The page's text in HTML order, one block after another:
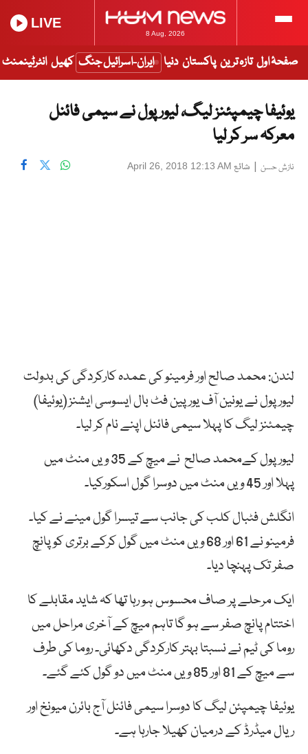
8 Aug, 2026
LIVE
صفحۂ اول تازہ ترین پاکستان دنیا ایران-اسرائیل جنگ کھیل انٹرٹینمنٹ
یوئیفا چیمپئنز لیگ، لیور پول نے سیمی فائنل
معرکہ سر کر لیا
نازش حسن | شائع April 26, 2018 12:13 AM
لندن: محمد صالح اور فرمینو کی عمدہ کارکردگی کی بدولت
لیورپول نے یونین آف یورپین فٹ بال ایسوسی ایشنز (یوئیفا)
چیمئنز لیگ کا پہلا سیمی فائنل اپنے نام کر لیا۔
لیور پول کےمحمد صالح نے میچ کے 35 ویں منٹ میں
پہلا اور 45 ویں منٹ میں دوسرا گول اسکورکیا۔
انگلش فٹبال کلب کی جانب سے تیسرا گول مینے نے کیا۔
فرمینو نے 61 اور 68 ویں منٹ میں گول کرکے برتری کو پانچ
صفر تک پہنچا دیا۔
ایک مرحلے پر صاف محسوس ہو رہا تھا کہ شاید مقابلے کا
اختتام پانچ صفر سے ہو گا تاہم میچ کے آخری مراحل میں
روما کی ٹیم نے نسبتا بہتر کارکردگی دکھائی۔ روما کی طرف
سے میچ کے 81 اور 85 ویں منٹ میں دو گول کئے گئے۔
یوئیفا چیمپئن لیگ کا دوسرا سیمی فائنل آج بائرن میونخ اور
ریال میڈرڈ کے درمیان کھیلا جارہا ہے۔